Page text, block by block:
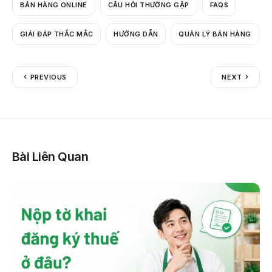
BÁN HÀNG ONLINE CÂU HỎI THƯỜNG GẶP FAQS
GIẢI ĐÁP THẮC MẮC HƯỚNG DẪN QUẢN LÝ BÁN HÀNG
PREVIOUS NEXT
Bài Liên Quan